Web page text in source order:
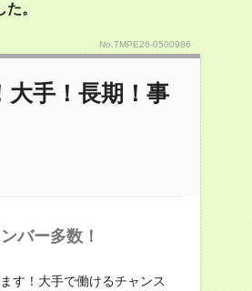
た。
No.TMPE26-0500986
大手！長期！事
バー多数！
す！大手で働けるチャンス